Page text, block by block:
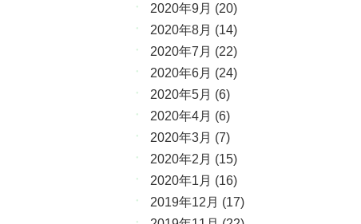
2020年9月 (20)
2020年8月 (14)
2020年7月 (22)
2020年6月 (24)
2020年5月 (6)
2020年4月 (6)
2020年3月 (7)
2020年2月 (15)
2020年1月 (16)
2019年12月 (17)